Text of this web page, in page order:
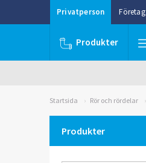
Privatperson Företag
Produkter
Startsida Rör och rördelar
Produkter